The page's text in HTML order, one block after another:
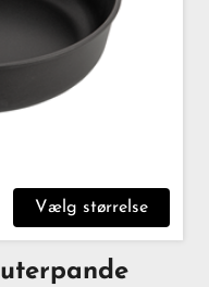
Vælg størrelse